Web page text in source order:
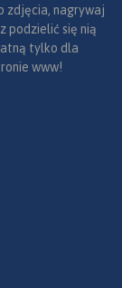
zdjęcia, nagrywaj
podzielić się nią
tylko dla
www!